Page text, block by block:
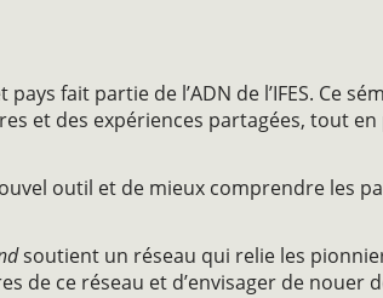
fait partie de l’ADN de l’IFES. Ce
et des expériences partagées, tout
outil et de mieux comprendre les
soutient un réseau qui relie les
de ce réseau et d’envisager de nouer